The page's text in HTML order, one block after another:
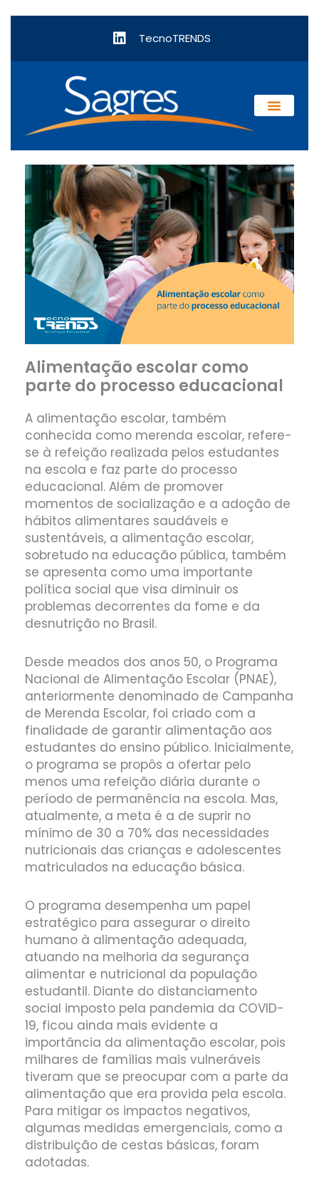
TecnoTRENDS
Alimentação escolar como
parte do processo educacional
A alimentação escolar, também
conhecida como merenda escolar, refere-
se à refeição realizada pelos estudantes
na escola e faz parte do processo
educacional. Além de promover
momentos de socialização e a adoção de
hábitos alimentares saudáveis e
sustentáveis, a alimentação escolar,
sobretudo na educação pública, também
se apresenta como uma importante
política social que visa diminuir os
problemas decorrentes da fome e da
desnutrição no Brasil.
Desde meados dos anos 50, o Programa
Nacional de Alimentação Escolar (PNAE),
anteriormente denominado de Campanha
de Merenda Escolar, foi criado com a
finalidade de garantir alimentação aos
estudantes do ensino público. Inicialmente,
o programa se propôs a ofertar pelo
menos uma refeição diária durante o
período de permanência na escola. Mas,
atualmente, a meta é a de suprir no
mínimo de 30 a 70% das necessidades
nutricionais das crianças e adolescentes
matriculados na educação básica.
O programa desempenha um papel
estratégico para assegurar o direito
humano à alimentação adequada,
atuando na melhoria da segurança
alimentar e nutricional da população
estudantil. Diante do distanciamento
social imposto pela pandemia da COVID-
19, ficou ainda mais evidente a
importância da alimentação escolar, pois
milhares de famílias mais vulneráveis
tiveram que se preocupar com a parte da
alimentação que era provida pela escola.
Para mitigar os impactos negativos,
algumas medidas emergenciais, como a
distribuição de cestas básicas, foram
adotadas.